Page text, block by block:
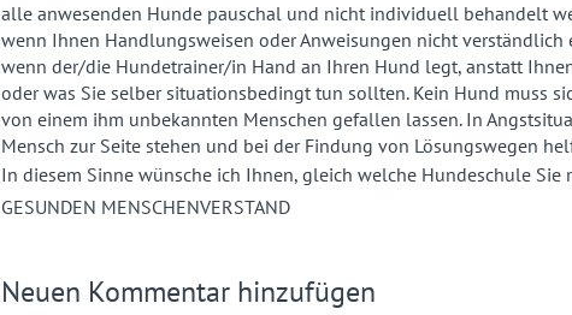
alle anwesenden Hunde pauschal und nicht individuell behandelt
wenn Ihnen Handlungsweisen oder Anweisungen nicht verständlich
wenn der/die Hundetrainer/in Hand an Ihren Hund legt, anstatt
oder was Sie selber situationsbedingt tun sollten. Kein Hund muss
von einem ihm unbekannten Menschen gefallen lassen. In
Mensch zur Seite stehen und bei der Findung von Lösungswegen
In diesem Sinne wünsche ich Ihnen, gleich welche Hundeschule Sie
GESUNDEN MENSCHENVERSTAND
Neuen Kommentar hinzufügen